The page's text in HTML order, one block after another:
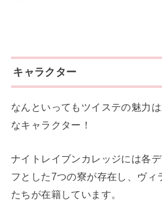
キャラクター
なんといってもツイステの魅力
なキャラクター！
ナイトレイブンカレッジには各
フとした7つの寮が存在し、ヴィ
たちが在籍しています。